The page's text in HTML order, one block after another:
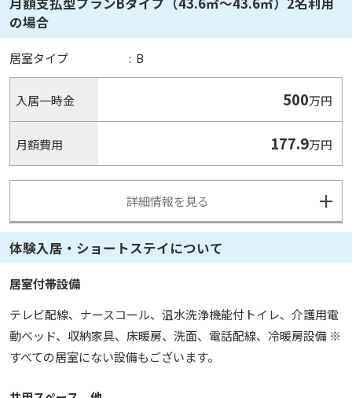
の場合
居室タイプ : B
入居一時金 500万円
月額費用 177.9万円
詳細情報を見る
体験入居・ショートステイについて
居室付帯設備
テレビ配線、ナースコール、温水洗浄機能付トイレ、介護用電
動ベッド、収納家具、床暖房、洗面、電話配線、冷暖房設備 ※
すべての居室にない設備もございます。